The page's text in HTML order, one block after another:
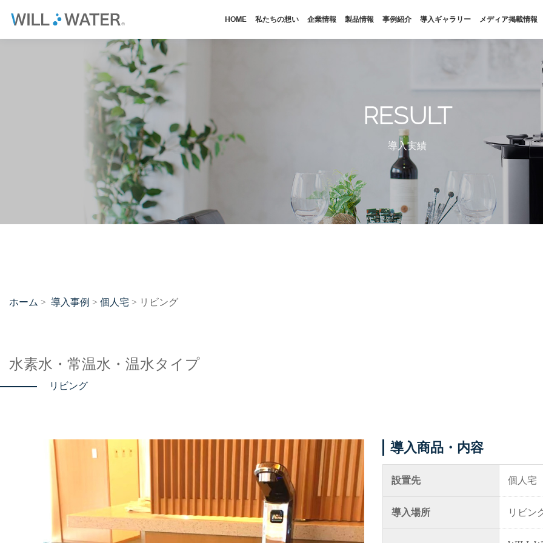
HOME 私たちの想い 企業情報 製品情報 事例紹介 導入ギャラリー メディア掲載情報
0120-288-822
RESULT
導入実績
ホーム > 導入事例 > 個人宅 > リビング
水素水・常温水・温水タイプ
リビング
導入商品・内容
設置先 個人宅
導入場所 リビン